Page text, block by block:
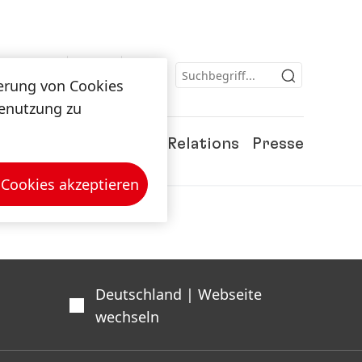
Investor Relations Presse
Deutschland | Webseite
wechseln
von Cookies
zu
akzeptieren